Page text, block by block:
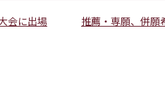
会に出場 推薦・専願、併願